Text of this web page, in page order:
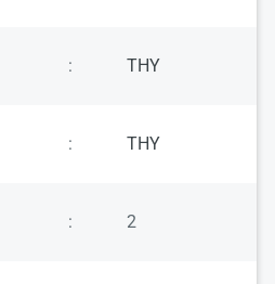
: THY
: THY
: 2